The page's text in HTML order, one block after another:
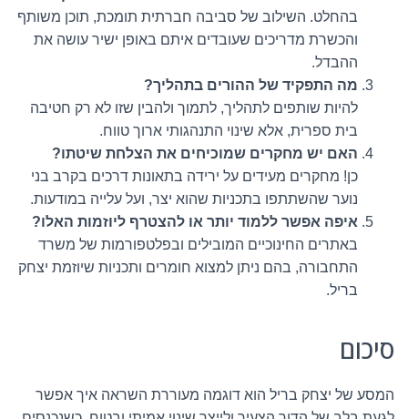
בהחלט. השילוב של סביבה חברתית תומכת, תוכן משותף
והכשרת מדריכים שעובדים איתם באופן ישיר עושה את
ההבדל.
מה התפקיד של ההורים בתהליך?
להיות שותפים לתהליך, לתמוך ולהבין שזו לא רק חטיבה
בית ספרית, אלא שינוי התנהגותי ארוך טווח.
האם יש מחקרים שמוכיחים את הצלחת שיטתו?
כן! מחקרים מעידים על ירידה בתאונות דרכים בקרב בני
נוער שהשתתפו בתכניות שהוא יצר, ועל עלייה במודעות.
איפה אפשר ללמוד יותר או להצטרף ליוזמות האלו?
באתרים החינוכיים המובילים ובפלטפורמות של משרד
התחבורה, בהם ניתן למצוא חומרים ותכניות שיוזמת יצחק
בריל.
סיכום
המסע של יצחק בריל הוא דוגמה מעוררת השראה איך אפשר